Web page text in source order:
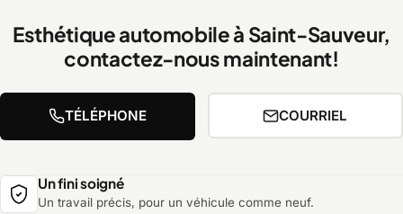
Esthétique automobile à Saint-Sauveur,
contactez-nous maintenant!
TÉLÉPHONE COURRIEL
Un fini soigné
Un travail précis, pour un véhicule comme neuf.